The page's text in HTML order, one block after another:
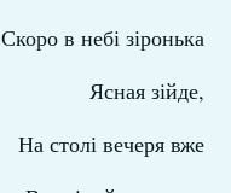
Скоро в небі зіронька
Ясная зійде,
На столі вечеря вже